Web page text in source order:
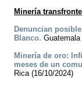
Minería
Denuncian
Blanco.
Minería de oro:
meses de un
Rica (16/10/2024)